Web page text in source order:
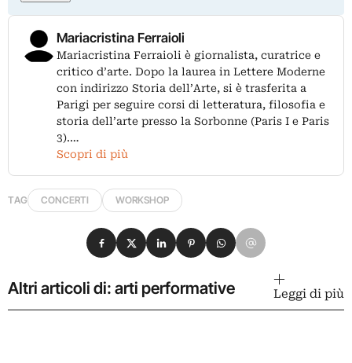
Mariacristina Ferraioli
Mariacristina Ferraioli è giornalista, curatrice e
critico d’arte. Dopo la laurea in Lettere Moderne
con indirizzo Storia dell’Arte, si è trasferita a
Parigi per seguire corsi di letteratura, filosofia e
storia dell’arte presso la Sorbonne (Paris I e Paris
3).…
Scopri di più
TAG CONCERTI WORKSHOP
Condividi su Facebook
Condividi su X
Condividi su LinkedIn
Condividi su Pinterest
Condividi su WhatsApp
Condividi su Email
Altri articoli di: arti performative Leggi di più